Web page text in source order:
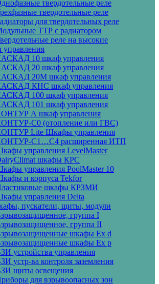
твердотельные реле
твердотельные реле
для твердотельных реле
ТТР с радиатором
реле на высокие
10 шкаф управления
20 шкаф управления
20М шкаф управления
КНС шкаф управления
100 шкаф управления
101 шкаф управления
А шкаф управления
С0 (отопление или ГВС)
Lite Шкафы управления
С1…С4 расширенная ИТП
управления LevelMaster
шкафы КРС
управления PoolMaster 10
и корпуса Tekfor
шкафы КРЗМИ
управления Delta
пускатели, щиты, модули
группа I
группа II
шкафы Ех d
шкафы Ех p
устройства управления
устр-ва контроля заземления
щиты освещения
для взрывоопасных зон